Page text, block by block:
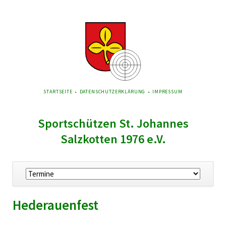
NAVIGATION
STARTSEITE DATENSCHUTZERKLÄRUNG IMPRESSUM
Sportschützen St. Johannes
Salzkotten 1976 e.V.
Navigation
überspringen
Hederauenfest